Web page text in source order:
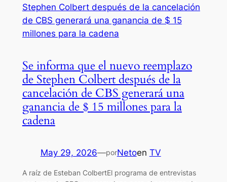
Se informa que el nuevo reemplazo
de Stephen Colbert después de la
cancelación de CBS generará una
ganancia de $ 15 millones para la
cadena
May 29, 2026—porNetoen TV
A raíz de Esteban ColbertEl programa de entrevistas